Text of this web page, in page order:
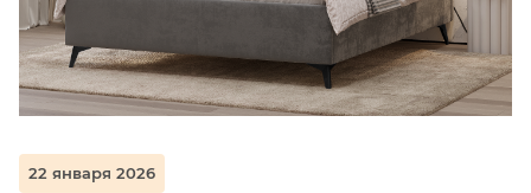
22 января 2026